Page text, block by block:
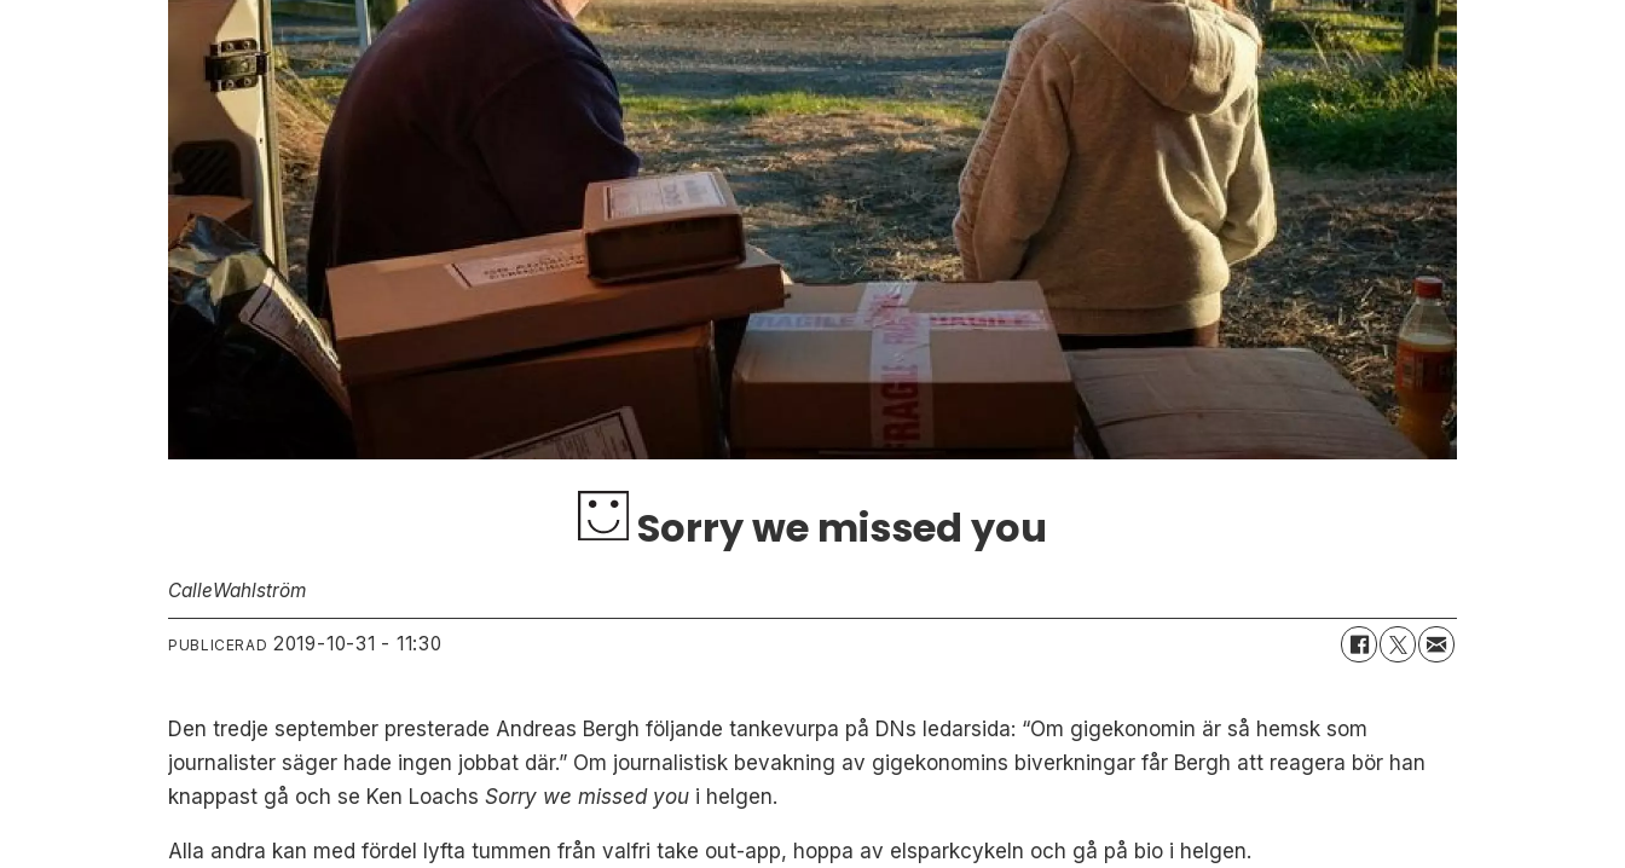
Sorry we missed you
CalleWahlström
PUBLICERAD 2019-10-31 - 11:30
Den tredje september presterade Andreas Bergh följande tankevurpa på DNs ledarsida: “Om gigekonomin är så hemsk som
journalister säger hade ingen jobbat där.” Om journalistisk bevakning av gigekonomins biverkningar får Bergh att reagera bör han
knappast gå och se Ken LoachsSorry we missed you i helgen.
Alla andra kan med fördel lyfta tummen från valfri take out-app, hoppa av elsparkcykeln och gå på bio i helgen.